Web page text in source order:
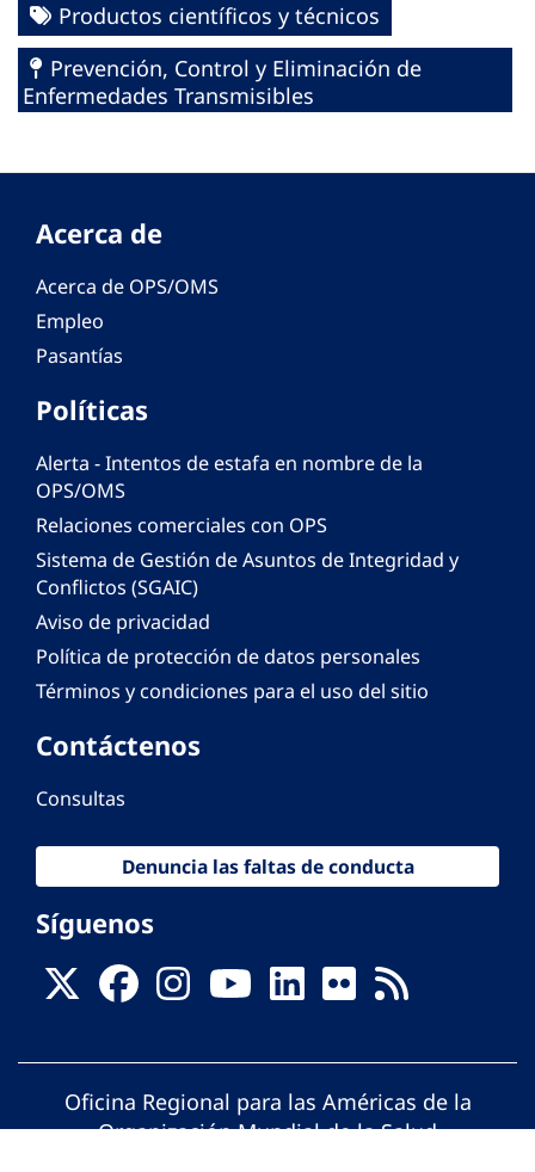
Productos científicos y técnicos
Prevención, Control y Eliminación de
Enfermedades Transmisibles
Acerca de
Acerca de OPS/OMS
Empleo
Pasantías
Políticas
Alerta - Intentos de estafa en nombre de la
OPS/OMS
Relaciones comerciales con OPS
Sistema de Gestión de Asuntos de Integridad y
Conflictos (SGAIC)
Aviso de privacidad
Política de protección de datos personales
Términos y condiciones para el uso del sitio
Contáctenos
Consultas
Denuncia las faltas de conducta
Síguenos
Oficina Regional para las Américas de la
Organización Mundial de la Salud